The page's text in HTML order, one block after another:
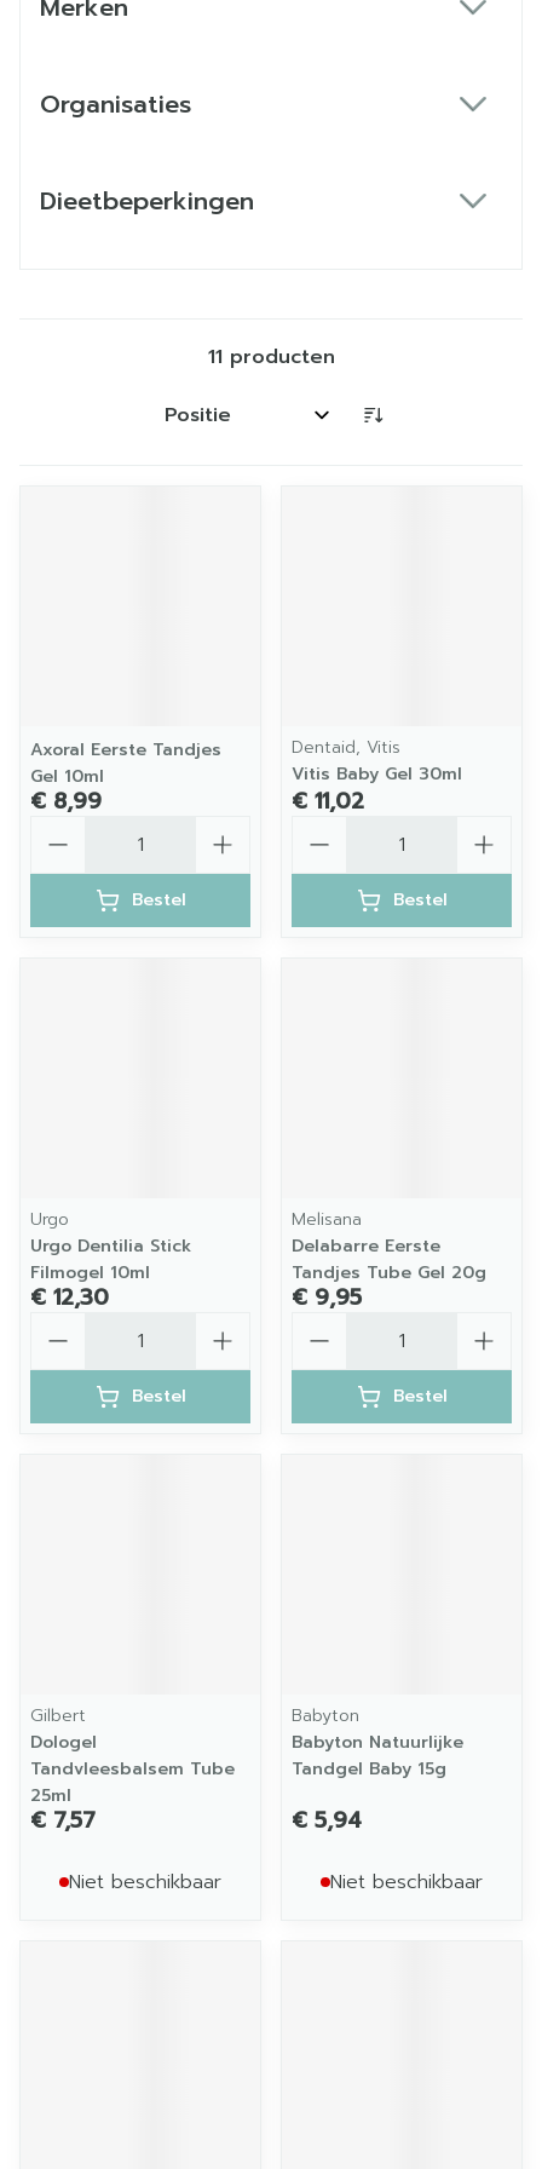
Merken
Organisaties
Dieetbeperkingen
11 producten
Sorteer op:
Axoral Eerste Tandjes
Gel 10ml
€ 8,99
Bestel
Dentaid, Vitis
Vitis Baby Gel 30ml
€ 11,02
Bestel
Urgo
Urgo Dentilia Stick
Filmogel 10ml
€ 12,30
Bestel
Melisana
Delabarre Eerste
Tandjes Tube Gel 20g
€ 9,95
Bestel
Gilbert
Dologel
Tandvleesbalsem Tube
25ml
€ 7,57
Niet beschikbaar
Babyton
Babyton Natuurlijke
Tandgel Baby 15g
€ 5,94
Niet beschikbaar